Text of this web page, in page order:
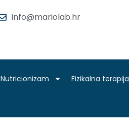
info@mariolab.hr
Nutricionizam Fizikalna terapija